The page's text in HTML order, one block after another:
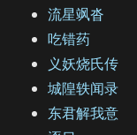
流星飒沓
吃错药
义妖烧氏传
城隍轶闻录
东君解我意